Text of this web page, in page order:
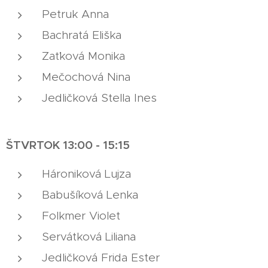
Petruk Anna
Bachratá Eliška
Zaťková Monika
Mečochová Nina
Jedličková Stella Ines
ŠTVRTOK 13:00 - 15:15
Hároniková Lujza
Babušíková Lenka
Folkmer Violet
Servátková Liliana
Jedličková Frida Ester